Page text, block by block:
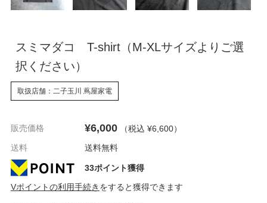
スミマダコ T-shirt（M-XLサイズよりご選
択ください）
取扱店舗：二子玉川 蔦屋家電
販売価格 ¥6,000 （税込 ¥6,600）
送料
送料無料
33ポイント獲得
Vポイントの利用手続き をすると獲得できます